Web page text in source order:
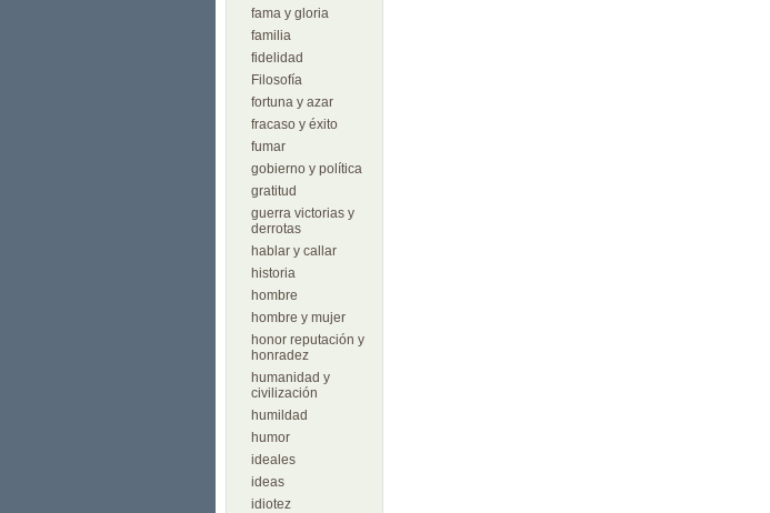
fama y gloria
familia
fidelidad
Filosofía
fortuna y azar
fracaso y éxito
fumar
gobierno y política
gratitud
guerra victorias y
derrotas
hablar y callar
historia
hombre
hombre y mujer
honor reputación y
honradez
humanidad y
civilización
humildad
humor
ideales
ideas
idiotez